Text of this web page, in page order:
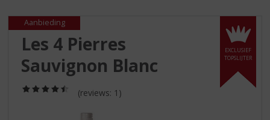
p
EXCLUSIEF
TOPSLIJTER
Aanbieding
Les 4 Pierres
Sauvignon Blanc
/
(reviews: 1)